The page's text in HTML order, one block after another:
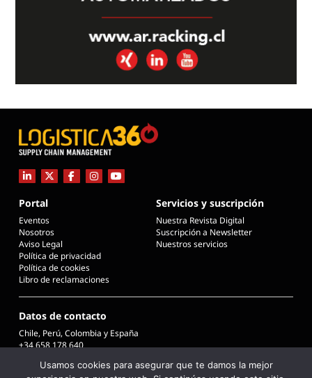
Portal
Eventos
Nosotros
Aviso Legal
Política de privacidad
Política de cookies
Libro de reclamaciones
Servicios y suscripción
Nuestra Revista Digital
Suscripción a Newsletter
Nuestros servicios
Datos de contacto
Chile, Perú, Colombia y España
+34 658 178 640
info@logistica360.pe
Usamos cookies para asegurar que te damos la mejor